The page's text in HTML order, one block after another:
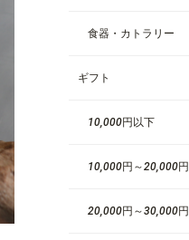
食器・カトラリー
ギフト
10,000円以下
10,000円～20,000円
20,000円～30,000円